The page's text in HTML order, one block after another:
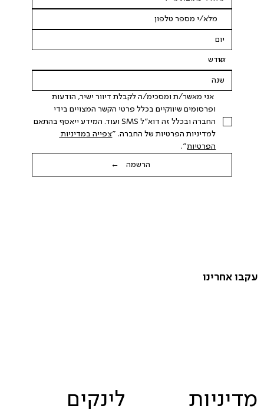
מדיניות לינקים
עקבו אחרינו
אני מאשר/ת ומסכימ/ה לקבלת דיוור ישיר, הודעות
החברה ובכלל זה דוא"ל SMS ועוד. המידע ייאסף בהתאם
למדיניות הפרטיות של החברה. "
צפייה במדיניות
הפרטיות".
הרשמה ←